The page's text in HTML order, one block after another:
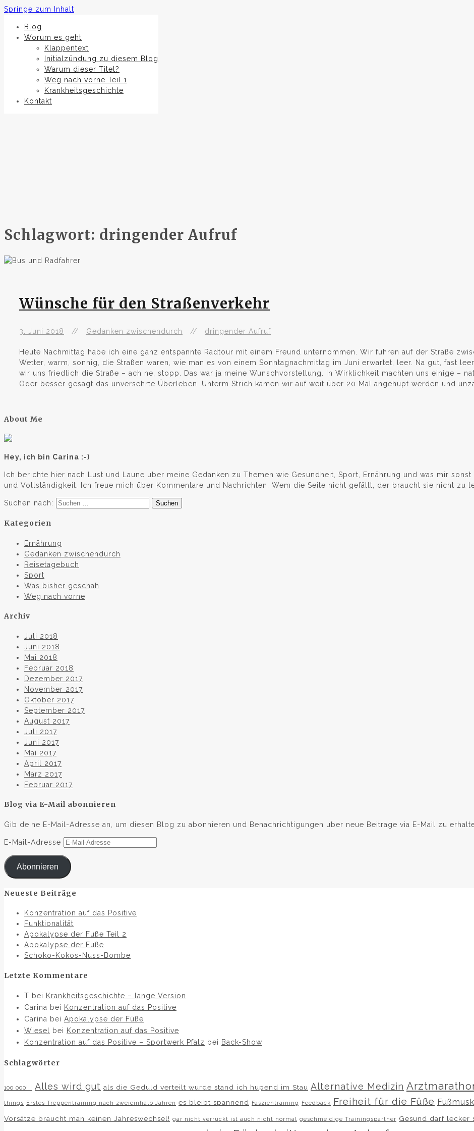
Springe zum Inhalt
Blog
Worum es geht
Klappentext
Initialzündung zu diesem Blog
Warum dieser Titel?
Weg nach vorne Teil 1
Krankheitsgeschichte
Kontakt
Schlagwort: dringender Aufruf
Wünsche für den Straßenverkehr
3. Juni 2018 Gedanken zwischendurch dringender Aufruf
Heute Nachmittag habe ich eine ganz entspannte Radtour mit einem Freund unternommen. Wir fuhren auf der Straße
Wetter, warm, sonnig, die Straßen waren, wie man es von einem Sonntagnachmittag im Juni erwartet, leer. Na gut, fast
wir uns friedlich die Straße – ach ne, stopp. Das war ja meine Wunschvorstellung. In Wirklichkeit machten uns einige –
Oder besser gesagt das unversehrte Überleben. Unterm Strich kamen wir auf weit über 20 Mal angehupt werden und
About Me
Hey, ich bin Carina :-)
Ich berichte hier nach Lust und Laune über meine Gedanken zu Themen wie Gesundheit, Sport, Ernährung und was mir
und Vollständigkeit. Ich freue mich über Kommentare und Nachrichten. Wem die Seite nicht gefällt, der braucht sie nicht zu
Suchen nach:
Kategorien
Ernährung
Gedanken zwischendurch
Reisetagebuch
Sport
Was bisher geschah
Weg nach vorne
Archiv
Juli 2018
Juni 2018
Mai 2018
Februar 2018
Dezember 2017
November 2017
Oktober 2017
September 2017
August 2017
Juli 2017
Juni 2017
Mai 2017
April 2017
März 2017
Februar 2017
Blog via E-Mail abonnieren
Gib deine E-Mail-Adresse an, um diesen Blog zu abonnieren und Benachrichtigungen über neue Beiträge via E-Mail zu
E-Mail-Adresse
Abonnieren
Neueste Beiträge
Konzentration auf das Positive
Funktionalität
Apokalypse der Füße Teil 2
Apokalypse der Füße
Schoko-Kokos-Nuss-Bombe
Letzte Kommentare
T bei Krankheitsgeschichte – lange Version
Carina bei Konzentration auf das Positive
Carina bei Apokalypse der Füße
Wiesel bei Konzentration auf das Positive
Konzentration auf das Positive – Sportwerk Pfalz bei Back-Show
Schlagwörter
100 000!!! Alles wird gut als die Geduld verteilt wurde stand ich hupend im Stau Alternative Medizin
things Erstes Treppentraining nach zweieinhalb Jahren es bleibt spannend Faszientraining Feedback Freiheit für die Füße
Vorsätze braucht man keinen Jahreswechsel! gar nicht verrückt ist auch nicht normal geschmeidige Trainingspartner Gesund darf lecker